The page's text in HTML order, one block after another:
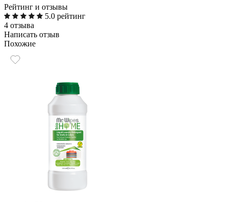
Рейтинг и отзывы
5.0 рейтинг
4 отзыва
Написать отзыв
Похожие